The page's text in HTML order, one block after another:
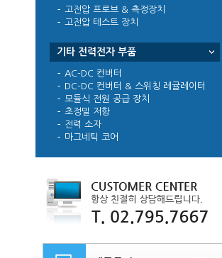
고전압 프로브 & 측정장치
고전압 테스트 장치
기타 전력전자 부품
AC-DC 컨버터
DC-DC 컨버터 & 스위칭 레귤레이터
모듈식 전원 공급 장치
초정밀 저항
전력 소자
마그네틱 코어